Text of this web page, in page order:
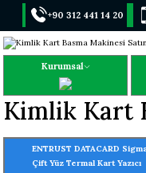
+90 312 441 14 20
Kurumsal
Kimlik Kart
ENTRUST DATACARD
Çift Yüz Termal Kart Yazıcı